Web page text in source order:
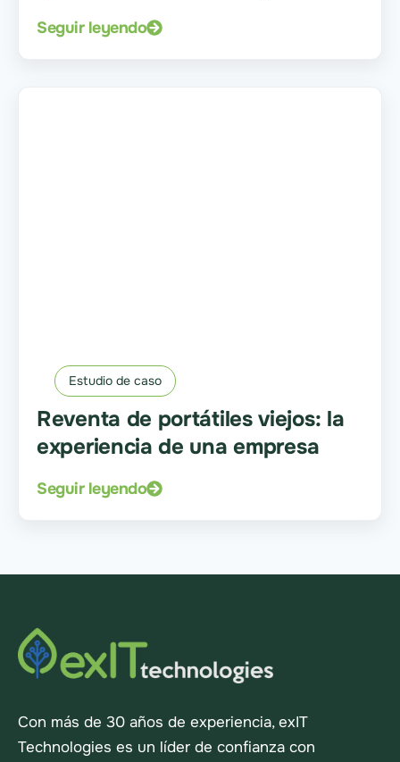
Seguir leyendo
Estudio de caso
Reventa de portátiles viejos: la
experiencia de una empresa
Seguir leyendo
Con más de 30 años de experiencia, exIT
Technologies es un líder de confianza con